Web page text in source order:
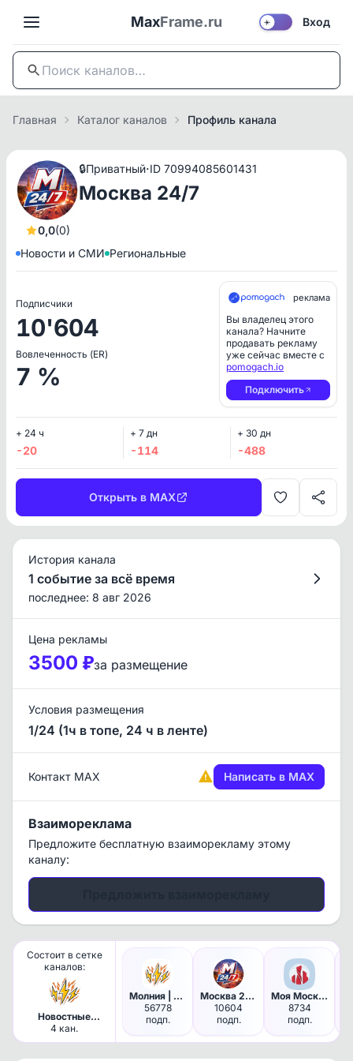
MaxFrame.ru ☀️ Вход
Главная Каталог каналов Профиль канала
0,0(0)
🔒Приватный·ID 70994085601431
Москва 24/7
Новости и СМИ Региональные
Подписчики
10'604
Вовлеченность (ER)
7 %
реклама
Вы владелец этого
канала? Начните
продавать рекламу
уже сейчас вместе с
pomogach.io
Подключить
+ 24 ч
-20
+ 7 дн
-114
+ 30 дн
-488
Открыть в MAX
История канала
1 событие за всё время
последнее: 8 авг 2026
Цена рекламы
3500 ₽за размещение
Условия размещения
1/24 (1ч в топе, 24 ч в ленте)
Контакт MAX Написать в MAX
Взаимореклама
Предложите бесплатную взаиморекламу этому
каналу:
Состоит в сетке
каналов:
Новостные
каналы, Москва
4 кан.
Молния | Москва
56778
подп.
Москва 24/7
10604
подп.
Моя Москва!
8734
подп.